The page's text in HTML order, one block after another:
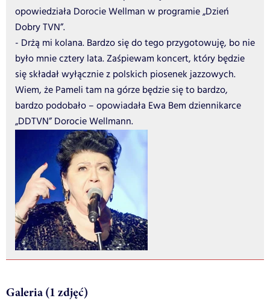
opowiedziała Dorocie Wellman w programie „Dzień
Dobry TVN”.
- Drżą mi kolana. Bardzo się do tego przygotowuję, bo nie
było mnie cztery lata. Zaśpiewam koncert, który będzie
się składał wyłącznie z polskich piosenek jazzowych.
Wiem, że Pameli tam na górze będzie się to bardzo,
bardzo podobało – opowiadała Ewa Bem dziennikarce
„DDTVN” Dorocie Wellmann.
Galeria (1 zdjęć)